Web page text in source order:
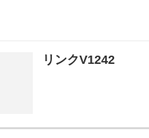
リンクV1242